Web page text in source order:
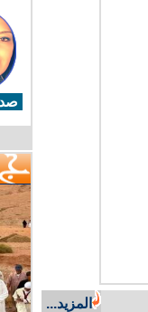
المزيد...